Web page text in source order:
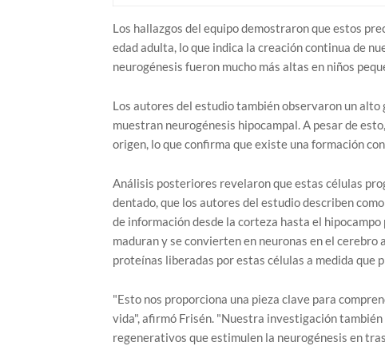
Los hallazgos del equipo demostraron que estos
edad adulta, lo que indica la creación continua de
neurogénesis fueron mucho más altas en niños
Los autores del estudio también observaron un
muestran neurogénesis hipocampal. A pesar de
origen, lo que confirma que existe una formación
Análisis posteriores revelaron que estas células
dentado, que los autores del estudio describen
de información desde la corteza hasta el
maduran y se convierten en neuronas en el
proteínas liberadas por estas células a medida que
"Esto nos proporciona una pieza clave para
vida", afirmó Frisén. "Nuestra investigación
regenerativos que estimulen la neurogénesis en